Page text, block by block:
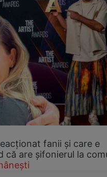
fanii și care e
că are șifonierul la